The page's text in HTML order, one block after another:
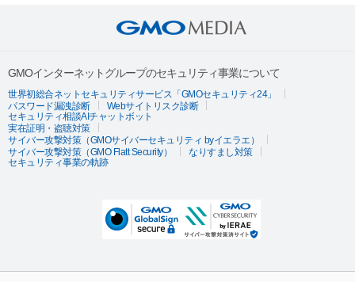
GMOインターネットグループのセキュリティ事業について
世界初総合ネットセキュリティサービス「GMOセキュリティ24」
パスワード漏洩診断
Webサイトリスク診断
セキュリティ相談AIチャットボット
実在証明・盗聴対策
サイバー攻撃対策（GMOサイバーセキュリティ byイエラエ）
サイバー攻撃対策（GMO Flatt Security）
なりすまし対策
セキュリティ事業の軌跡